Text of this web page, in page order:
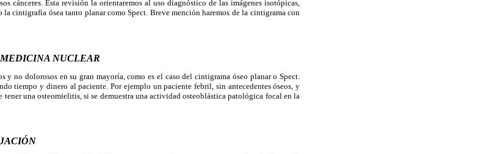
cánceres. Esta revisión la orientaremos al uso diagnóstico de las imágenes isotópicas,
la cintigrafía ósea tanto planar como Spect. Breve mención haremos de la cintigrama con
NUCLEAR
y no dolorosos en su gran mayoría, como es el caso delcintigrama óseo planar o Spect.
tiempo y dinero al paciente. Por ejemplo un paciente febril, sin antecedentes óseos, y
una osteomielitis, si se demuestra una actividad osteoblástica patológica focal en la